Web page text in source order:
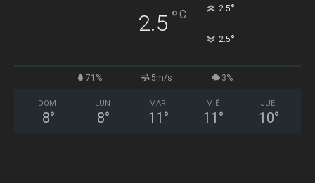
2.5 °C 2.5°
2.5°
71% 5m/s 3%
DOM
8°
LUN
8°
MAR
11 °
MIÉ
11 °
JUE
10°